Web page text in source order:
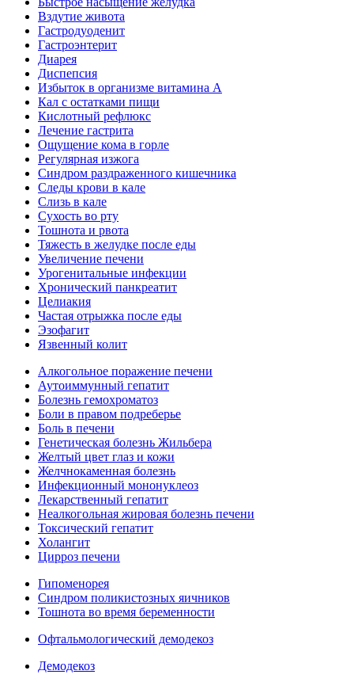
Вздутие живота
Гастродуоденит
Гастроэнтерит
Диарея
Диспепсия
Избыток в организме витамина А
Кал с остатками пищи
Кислотный рефлюкс
Лечение гастрита
Ощущение кома в горле
Регулярная изжога
Синдром раздраженного кишечника
Следы крови в кале
Слизь в кале
Сухость во рту
Тошнота и рвота
Тяжесть в желудке после еды
Увеличение печени
Урогенитальные инфекции
Хронический панкреатит
Целиакия
Частая отрыжка после еды
Эзофагит
Язвенный колит
Алкогольное поражение печени
Аутоиммунный гепатит
Болезнь гемохроматоз
Боли в правом подреберье
Боль в печени
Генетическая болезнь Жильбера
Желтый цвет глаз и кожи
Желчнокаменная болезнь
Инфекционный мононуклеоз
Лекарственный гепатит
Неалкогольная жировая болезнь печени
Токсический гепатит
Холангит
Цирроз печени
Гипоменорея
Синдром поликистозных яичников
Тошнота во время беременности
Офтальмологический демодекоз
Демодекоз